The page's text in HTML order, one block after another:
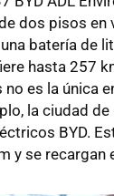
dos pisos en
batería de
hasta 257
es la única
la ciudad
BYD.
y se recargan